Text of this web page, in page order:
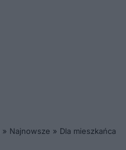
» Najnowsze » Dla mieszkańca